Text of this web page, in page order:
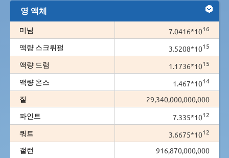
영 액체
미님 7.0416*1016
액량 스크뤼펄 3.5208*1015
액량 드럼 1.1736*1015
액량 온스 1.467*1014
질
29,340,000,000,000
파인트
7.335*1012
쿼트 3.6675*1012
갤런
916,870,000,000